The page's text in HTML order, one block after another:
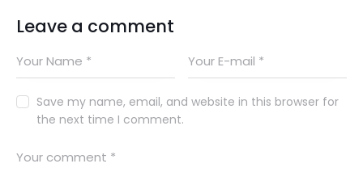
Leave a comment
Save my name, email, and website in this browser for
the next time I comment.